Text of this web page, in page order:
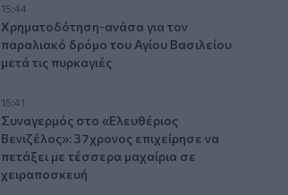
15:44
Χρηματοδότηση-ανάσα για τον
παραλιακό δρόμο του Αγίου Βασιλείου
μετά τις πυρκαγιές
15:41
Συναγερμός στο «Ελευθέριος
Βενιζέλος»: 37χρονος επιχείρησε να
πετάξει με τέσσερα μαχαίρια σε
χειραποσκευή